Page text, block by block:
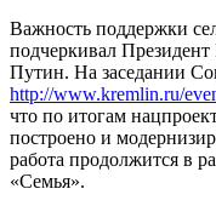
Важность поддержки
подчеркивал
Путин. На заседании
http://www.kremlin.ru/
что по итогам
построено и
работа продолжится в
«Семья».